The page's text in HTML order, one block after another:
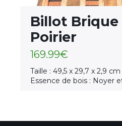
Billot Brique
Poirier
169.99€
Taille : 49,5 x 29,7 x 2,9
Essence de bois : Noyer